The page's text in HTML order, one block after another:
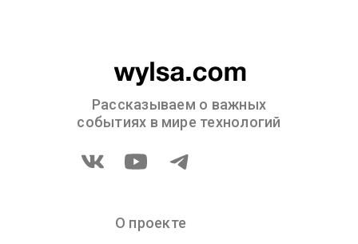
Рассказываем о важных
событиях в мире технологий
О проекте